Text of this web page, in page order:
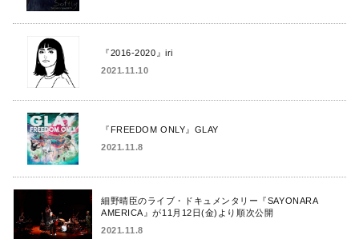
『2016-2020』iri
2021.11.10
『FREEDOM ONLY』GLAY
2021.11.8
細野晴臣のライブ・ドキュメンタリー『SAYONARA
AMERICA』が11月12日(金)より順次公開
2021.11.8